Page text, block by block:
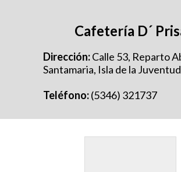
Cafetería D´
Dirección:Calle 53, Reparto
Santamaria, Isla de la Juventud
Teléfono:(5346) 321737